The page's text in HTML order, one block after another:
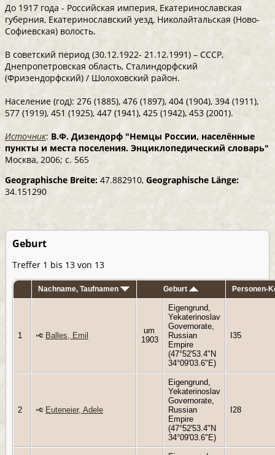
До 1917 года - Российская империя, Екатеринославская
губерния, Екатеринославский уезд, Николайтальская (Ново-
Софиевская) волость.
В советский период (30.12.1922- 21.12.1991) – СССР,
Днепропетровская область, Сталиндорфский
(Фризендорфский) / Шолоховский район.
Население (год): 276 (1885), 476 (1897), 404 (1904), 394 (1911),
577 (1919), 451 (1925), 447 (1941), 425 (1942), 453 (2001).
Источник: В.Ф. Дизендорф "Немцы России, населённые
пункты и места поселения. Энциклопедический словарь"
Москва, 2006; с. 565
Geographische Breite: 47.882910, Geographische Länge:
34.151290
Geburt
Treffer 1 bis 13 von 13
Nachname, Taufnamen Geburt Personen-
1 Balles, Emil
um
1903
Eigengrund,
Yekaterinoslav
Governorate,
Russian
Empire
(47°52'53.4"N
34°09'03.6"E)
I35
2 Euteneier, Adele
Eigengrund,
Yekaterinoslav
Governorate,
Russian
Empire
(47°52'53.4"N
34°09'03.6"E)
I28